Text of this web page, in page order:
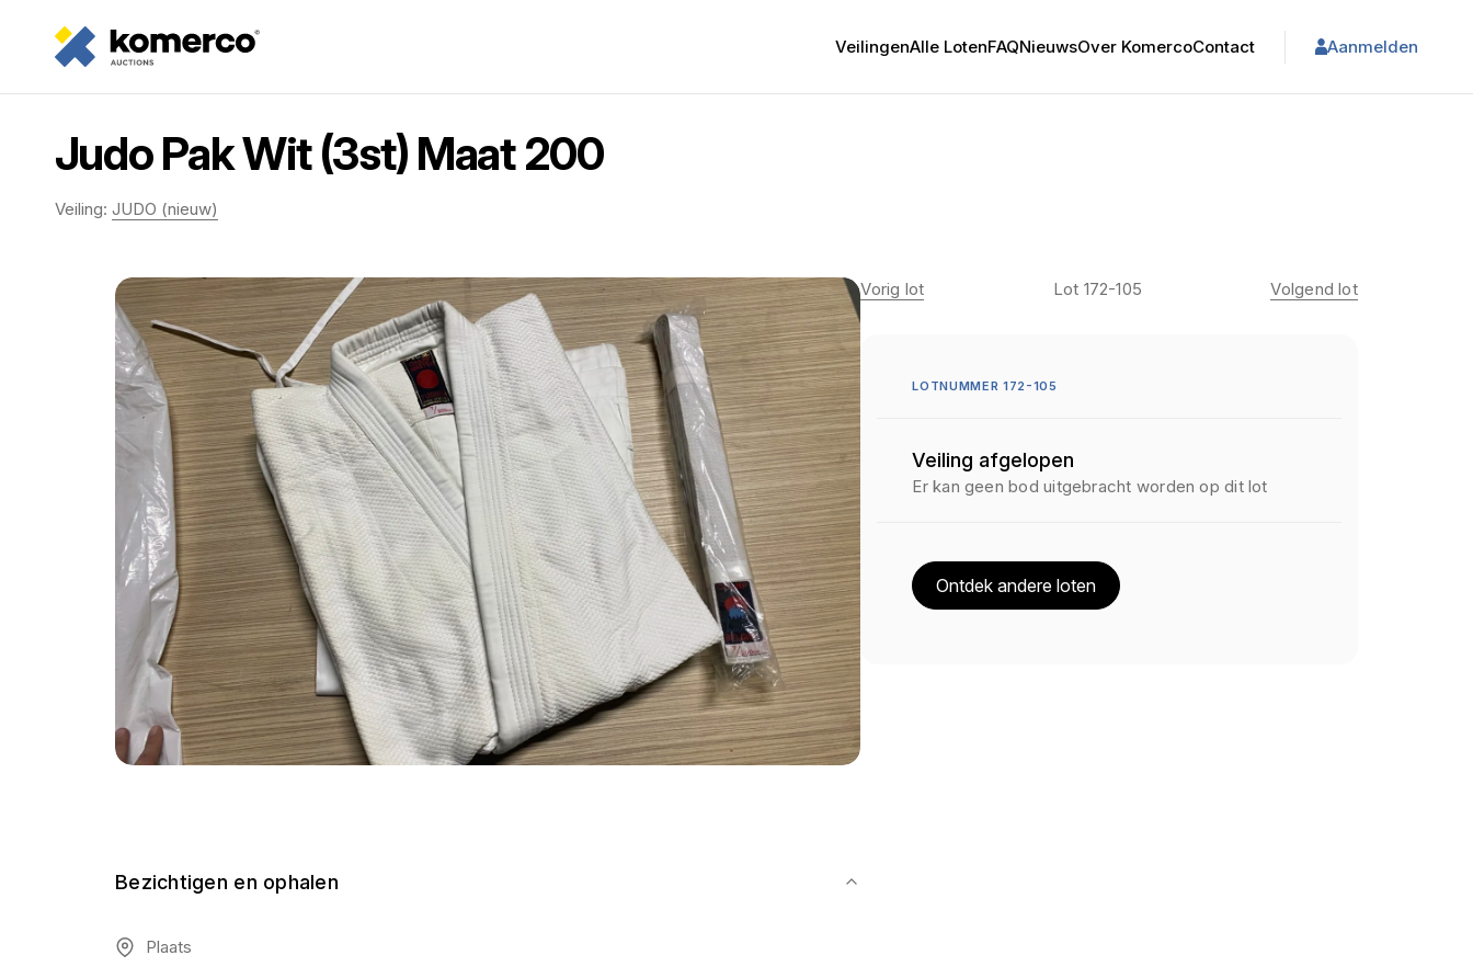
VeilingenAlle LotenFAQNieuwsOver KomercoContact Aanmelden
Judo Pak Wit (3st) Maat 200
Veiling: JUDO (nieuw)
Bezichtigen en ophalen
Plaats
Vorig lot Lot 172-105 Volgend lot
LOTNUMMER 172-105
Veiling afgelopen
Er kan geen bod uitgebracht worden op dit lot
Ontdek andere loten